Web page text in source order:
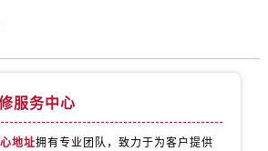
服务中心
地址拥有专业团队，致力于为客户提供